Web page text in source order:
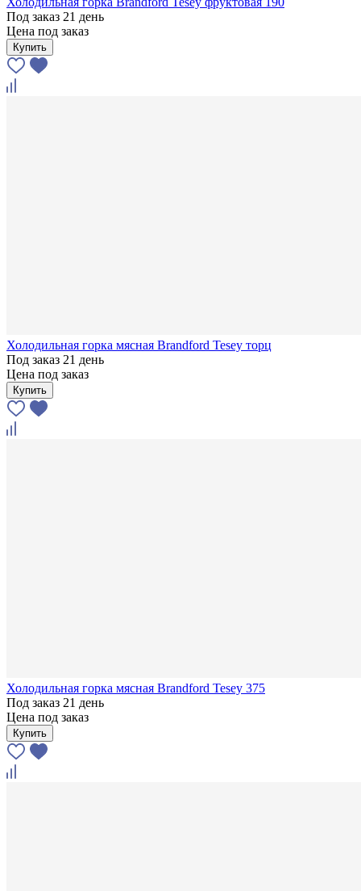
Под заказ 21 день
Цена под заказ
Купить
Холодильная горка мясная Brandford Tesey торц
Под заказ 21 день
Цена под заказ
Купить
Холодильная горка мясная Brandford Tesey 375
Под заказ 21 день
Цена под заказ
Купить